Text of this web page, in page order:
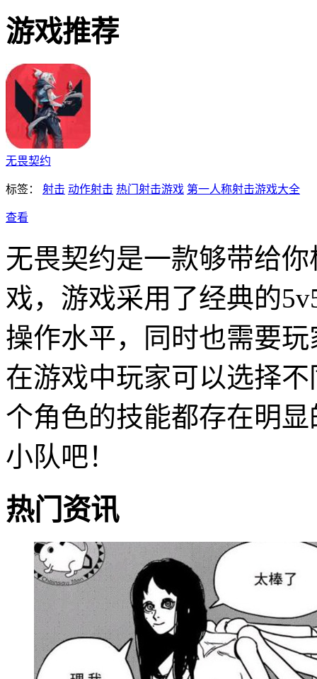
游戏推荐
无畏契约
标签： 射击 动作射击 热门射击游戏 第一人称射击游戏大全
查看
无畏契约是一款够带给
戏，游戏采用了经典的
操作水平，同时也需要
在游戏中玩家可以选择
个角色的技能都存在明
小队吧！
热门资讯